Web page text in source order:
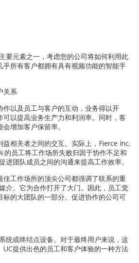
要元素之一，考虑您的公司将如何利用此
乎所有客户都拥有具有视频功能的智能手
关系
作以及员工与客户的互动，业务得以开
可以提高业务生产力和利润率。同时，客
增加客户保留率。
相关者之间的交互。实际上，Fierce Inc.
的员工将工作场所失败归因于协作不足和
进团队成员之间的沟通来提高工作效率。
佳工作场所的顶尖公司都强调了联系的重
介。它为合作打开了大门。因此，员工觉
标的大团队的一部分。促进协作的公司可
统或终结点设备。对于最终用户来说，这
提供出色的员工和客户体验的一种方法